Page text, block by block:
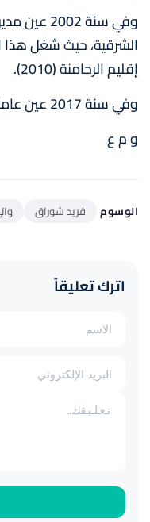
وفي سنة
الشرقية، حيث شغل هذا
إقليم الرحامنة (2010).
وفي سنة 2017 عين عاملا على إقليم الحسيمة.
و م ع
الوسوم فريد شوراق
اترك تعليقاً